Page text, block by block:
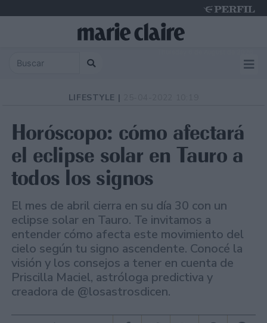
LIFESTYLE |
Horóscopo: cómo afectará
el eclipse solar en Tauro a
todos los signos
El mes de abril cierra en su día 30 con un
eclipse solar en Tauro. Te invitamos a
entender cómo afecta este movimiento del
cielo según tu signo ascendente. Conocé la
visión y los consejos a tener en cuenta de
Priscilla Maciel, astróloga predictiva y
creadora de @losastrosdicen.